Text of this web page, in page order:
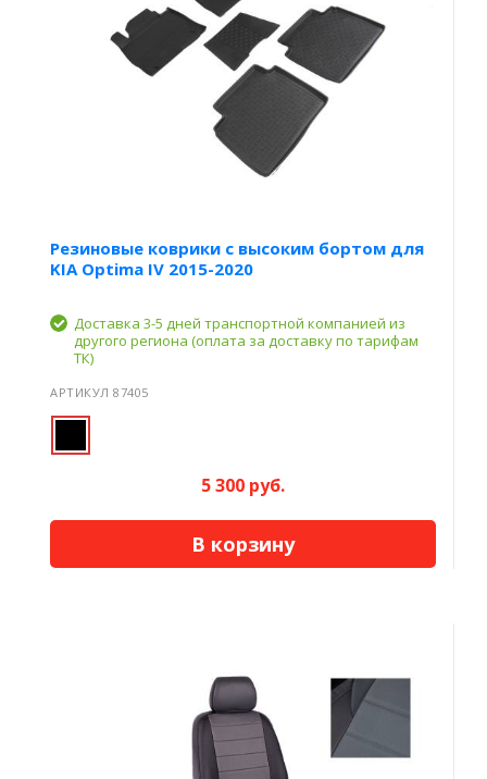
Резиновые коврики с высоким бортом для
KIA Optima IV 2015-2020
Доставка 3-5 дней транспортной компанией из
другого региона (оплата за доставку по тарифам
ТК)
АРТИКУЛ 87405
5 300 руб.
В корзину